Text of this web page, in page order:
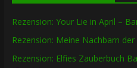
Rezension: Your Lie in April –
Rezension: Meine Nachbarn der
Rezension: Elfies Zauberbuch